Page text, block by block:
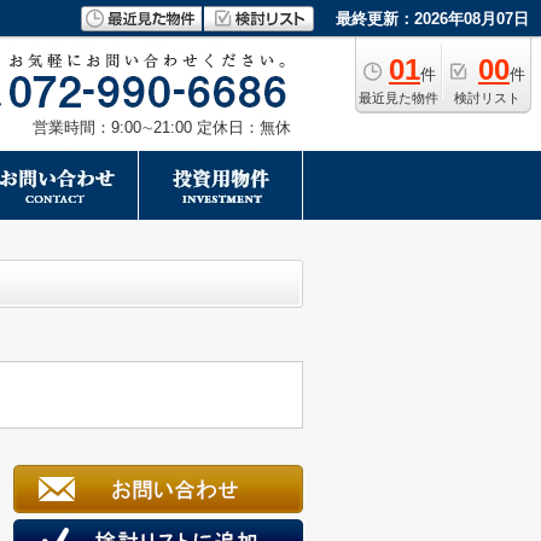
最終更新：2026年08月07日
01件
最近見た物件
00件
検討リスト
営業時間：9:00∼21:00 定休日：無休